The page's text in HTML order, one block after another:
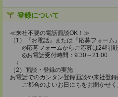
登録について
≪来社不要の電話面談OK！≫
（1）『お電話』または『応募フォーム
◎応募フォームからご応募は24時間
◎お電話受付時間：9:30～21:00
↓
（2）面談・登録の実施
お電話でのカンタン登録面談や来社登録
ご都合のよいお日にちをお聞かせく